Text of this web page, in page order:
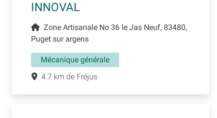
INNOVAL
Zone Artisanale No 36 le Jas Neuf, 83480,
Puget sur argens
Mécanique générale
4.7 km de Fréjus